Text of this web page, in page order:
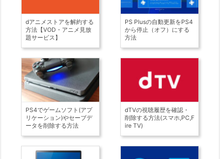
dアニメストアを解約する
方法【VOD・アニメ見放
題サービス】
PS Plusの自動更新をPS4
から停止（オフ）にする
方法
PS4でゲームソフト(アプ
リケーション)やセーブデ
ータを削除する方法
dTVの視聴履歴を確認・
削除する方法(スマホ,PC,F
ire TV)